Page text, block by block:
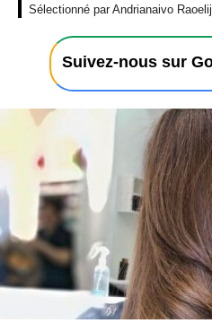
Andrianaivo
Suivez-nous sur